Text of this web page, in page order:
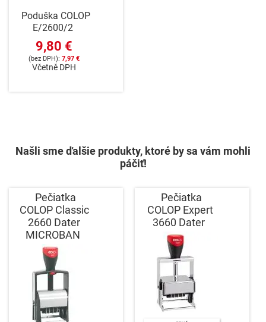
Poduška COLOP
E/2600/2
9,80 €
7,97 €
Včetně DPH
Našli sme ďalšie produkty, ktoré by sa vám mohli
páčiť!
Pečiatka
COLOP Classic
2660 Dater
MICROBAN
Pečiatka
COLOP Expert
3660 Dater